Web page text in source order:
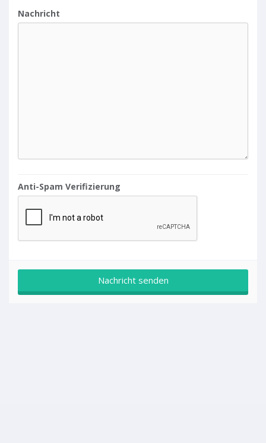
Nachricht
Anti-Spam Verifizierung